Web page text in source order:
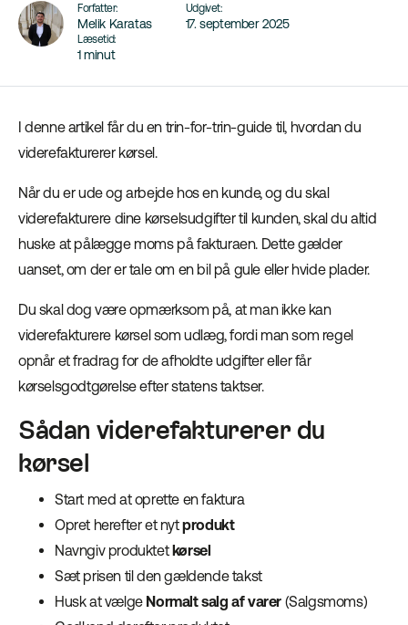
Forfatter:
Melik Karatas
Udgivet:
17. september 2025
Læsetid:
1 minut
I denne artikel får du en trin-for-trin-guide til, hvordan du
viderefakturerer kørsel.
Når du er ude og arbejde hos en kunde, og du skal
viderefakturere dine kørselsudgifter til kunden, skal du altid
huske at pålægge moms på fakturaen. Dette gælder
uanset, om der er tale om en bil på gule eller hvide plader.
Du skal dog være opmærksom på, at man ikke kan
viderefakturere kørsel som udlæg, fordi man som regel
opnår et fradrag for de afholdte udgifter eller får
kørselsgodtgørelse efter statens taktser.
Sådan viderefakturerer du
kørsel
Start med at oprette en faktura
Opret herefter et nytprodukt
Navngiv produktetkørsel
Sæt prisen til den gældende takst
Husk at vælge Normalt salg af varer (Salgsmoms)